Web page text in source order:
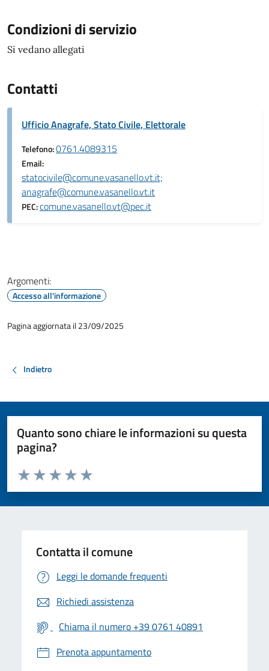
Condizioni di servizio
Si vedano allegati
Contatti
Ufficio Anagrafe, Stato Civile, Elettorale
Telefono:0761.4089315
Email:
statocivile@comune.vasanello.vt.it;
anagrafe@comune.vasanello.vt.it
PEC:comune.vasanello.vt@pec.it
Argomenti:
Accesso all'informazione
Pagina aggiornata il 23/09/2025
Indietro
Quanto sono chiare le informazioni su questa
pagina?
Valuta da 1 a 5 stelle la pagina
Valuta 5 stelle su 5
Valuta 4 stelle su 5
Valuta 3 stelle su 5
Valuta 2 stelle su 5
Valuta 1 stelle su 5
Contatta il comune
Leggi le domande frequenti
Richiedi assistenza
Chiama il numero +39 0761 40891
Prenota appuntamento